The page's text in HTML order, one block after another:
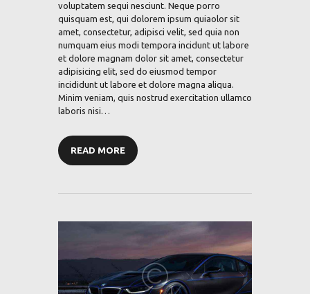
voluptatem sequi nesciunt. Neque porro
quisquam est, qui dolorem ipsum quiaolor sit
amet, consectetur, adipisci velit, sed quia non
numquam eius modi tempora incidunt ut labore
et dolore magnam dolor sit amet, consectetur
adipisicing elit, sed do eiusmod tempor
incididunt ut labore et dolore magna aliqua.
Minim veniam, quis nostrud exercitation ullamco
laboris nisi…
READ MORE